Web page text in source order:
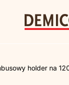
holder na